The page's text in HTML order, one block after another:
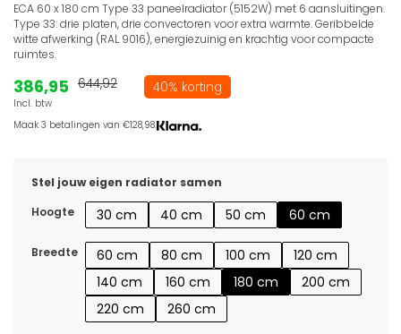
ECA 60 x 180 cm Type 33 paneelradiator (5152W) met 6 aansluitingen.
Type 33: drie platen, drie convectoren voor extra warmte. Geribbelde
witte afwerking (RAL 9016), energiezuinig en krachtig voor compacte
ruimtes.
386,95
Incl. btw
644,92 40% korting
Maak 3 betalingen van €128,98.
Stel jouw eigen radiator samen
Hoogte
30 cm 40 cm 50 cm 60 cm
Breedte 60 cm 80 cm 100 cm
120 cm
140 cm
160 cm 180 cm
200 cm
220 cm
260 cm